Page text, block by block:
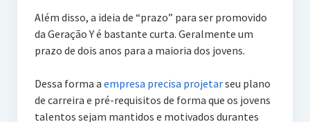
Além disso, a ideia de “prazo” para ser promovido
da Geração Y é bastante curta. Geralmente um
prazo de dois anos para a maioria dos jovens.
Dessa forma a empresa precisa projetarseu plano
de carreira e pré-requisitos de forma que os jovens
talentos sejam mantidos e motivados durantes